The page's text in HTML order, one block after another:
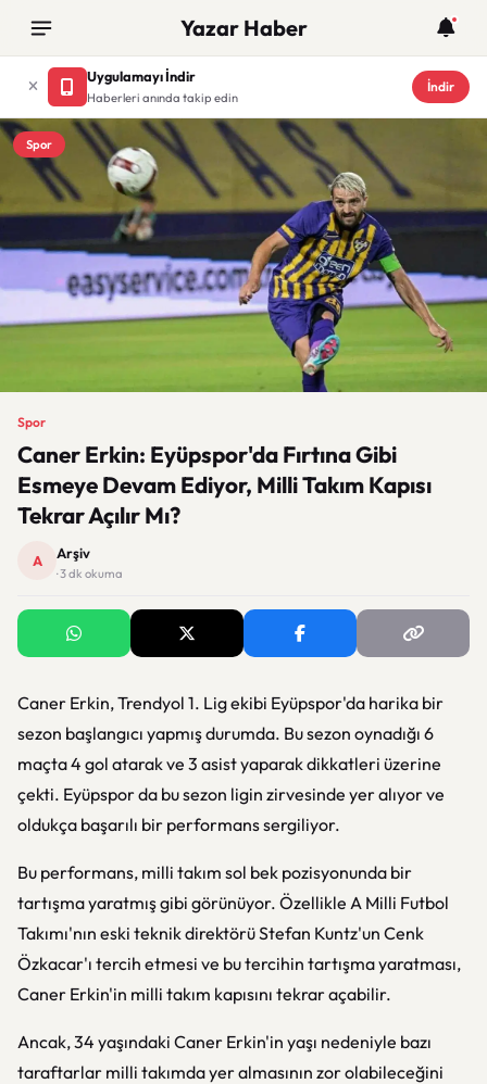
Yazar Haber
Uygulamayı İndir
Haberleri anında takip edin
İndir
Spor
Spor
Caner Erkin: Eyüpspor'da Fırtına Gibi
Esmeye Devam Ediyor, Milli Takım Kapısı
Tekrar Açılır Mı?
A Arşiv
· 3 dk okuma
Caner Erkin, Trendyol 1. Lig ekibi Eyüpspor'da harika bir
sezon başlangıcı yapmış durumda. Bu sezon oynadığı 6
maçta 4 gol atarak ve 3 asist yaparak dikkatleri üzerine
çekti. Eyüpspor da bu sezon ligin zirvesinde yer alıyor ve
oldukça başarılı bir performans sergiliyor.
Bu performans, milli takım sol bek pozisyonunda bir
tartışma yaratmış gibi görünüyor. Özellikle A Milli Futbol
Takımı'nın eski teknik direktörü Stefan Kuntz'un Cenk
Özkacar'ı tercih etmesi ve bu tercihin tartışma yaratması,
Caner Erkin'in milli takım kapısını tekrar açabilir.
Ancak, 34 yaşındaki Caner Erkin'in yaşı nedeniyle bazı
taraftarlar milli takımda yer almasının zor olabileceğini